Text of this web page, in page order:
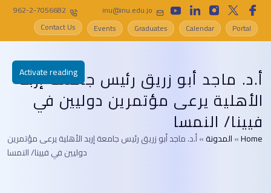
inu@inu.edu.jo
962-2-7056682
Portal
Calendar
Graduates
Events
Contact Us
أ.د. ماجد أبو زريق رئيس جامعة إربد
الأهلية يرعى مؤتمرين دوليين في
فيينا/ النمسا
Home
»المدونة»أ.د. ماجد أبو زريق رئيس جامعة إربد الأهلية يرعى مؤتمرين
دوليين في فيينا/ النمسا
Activate reading